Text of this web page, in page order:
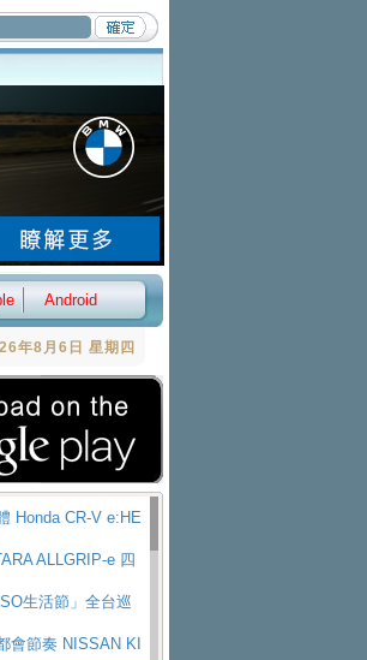
Android
年8月6日 星期四
Honda CR-V e:HE
ALLGRIP-e 四
生活節」全台巡
安全與購車優惠
會節奏 NISSAN KI